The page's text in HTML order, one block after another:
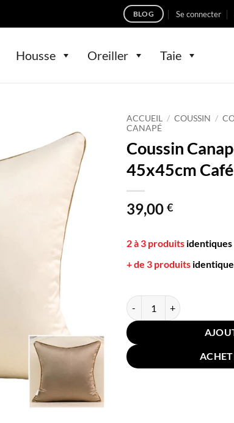
BLOG Se connecter
Housse Oreiller Taie
ACCUEIL / COUSSIN /
CANAPÉ
Coussin
45x45cm Café
39,00 €
2 à 3 produits
+ de 3 produits
quantité de Coussin Canapé